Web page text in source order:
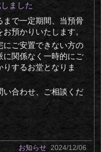
ました
まで一定期間、当預骨
お預かりいたします。
にご安置できない方の
に関係なく一時的にご
りするお堂となりま
い合わせ、ご相談くだ
お知らせ 2024/12/06